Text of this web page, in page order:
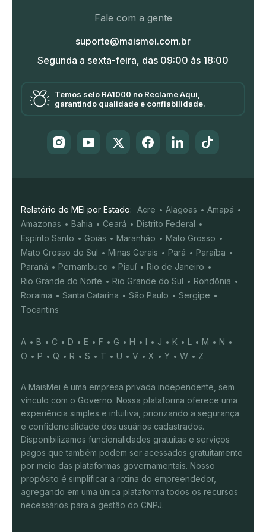
Fale com a gente
suporte@maismei.com.br
Segunda a sexta-feira, das 09:00 às 18:00
Temos selo RA1000 no Reclame Aqui,
garantindo qualidade e confiabilidade.
Relatório de MEI por Estado: Acre Alagoas
Amapá
Amazonas
Bahia Ceará
Distrito Federal
Espírito Santo
Goiás Maranhão
Mato Grosso
Mato Grosso do Sul
Minas Gerais Pará
Paraíba
Paraná
Pernambuco Piauí
Rio de Janeiro
Rio Grande do Norte
Rio Grande do Sul
Rondônia
Roraima
Santa Catarina São Paulo
Sergipe
Tocantins
A B C D E F G H I J K L M
N
O
P Q R S T U V X Y W Z
A MaisMei é uma empresa privada independente, sem
vínculo com o Governo. Nossa plataforma oferece uma
experiência simples e intuitiva, priorizando a segurança
e confidencialidade dos usuários cadastrados.
Disponibilizamos funcionalidades gratuitas e serviços
pagos que também podem ser acessados gratuitamente
por meio das plataformas governamentais. Nosso
propósito é simplificar a rotina do empreendedor,
agregando em uma única plataforma todos os recursos
necessários para a gestão do CNPJ.